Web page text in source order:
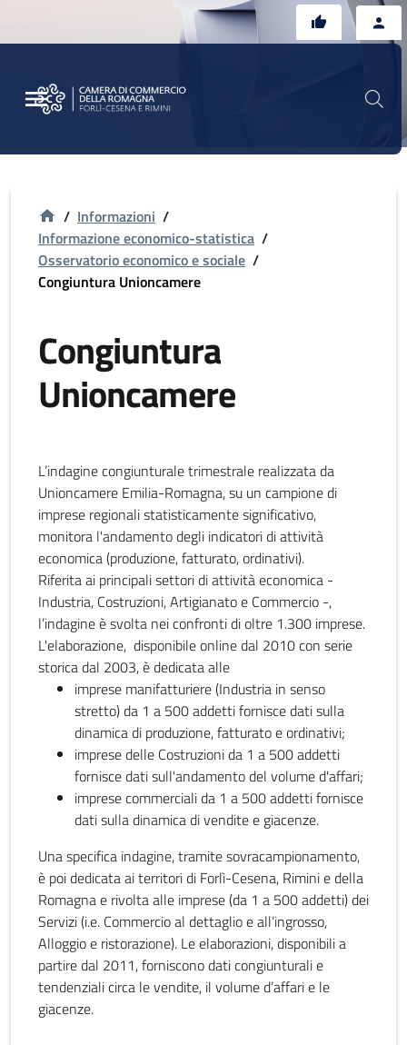
/ Informazioni /
Informazione economico-statistica /
Osservatorio economico e sociale /
Congiuntura Unioncamere
Congiuntura
Unioncamere
L’indagine congiunturale trimestrale realizzata da
Unioncamere Emilia-Romagna, su un campione di
imprese regionali statisticamente significativo,
monitora l'andamento degli indicatori di attività
economica (produzione, fatturato, ordinativi).
Riferita ai principali settori di attività economica -
Industria, Costruzioni, Artigianato e Commercio -,
l’indagine è svolta nei confronti di oltre 1.300 imprese.
L'elaborazione, disponibile online dal 2010 con serie
storica dal 2003, è dedicata alle
imprese manifatturiere (Industria in senso
stretto) da 1 a 500 addetti fornisce dati sulla
dinamica di produzione, fatturato e ordinativi;
imprese delle Costruzioni da 1 a 500 addetti
fornisce dati sull'andamento del volume d'affari;
imprese commerciali da 1 a 500 addetti fornisce
dati sulla dinamica di vendite e giacenze.
Una specifica indagine, tramite sovracampionamento,
è poi dedicata ai territori di Forlì-Cesena, Rimini e della
Romagna e rivolta alle imprese (da 1 a 500 addetti) dei
Servizi (i.e. Commercio al dettaglio e all’ingrosso,
Alloggio e ristorazione). Le elaborazioni, disponibili a
partire dal 2011, forniscono dati congiunturali e
tendenziali circa le vendite, il volume d’affari e le
giacenze.